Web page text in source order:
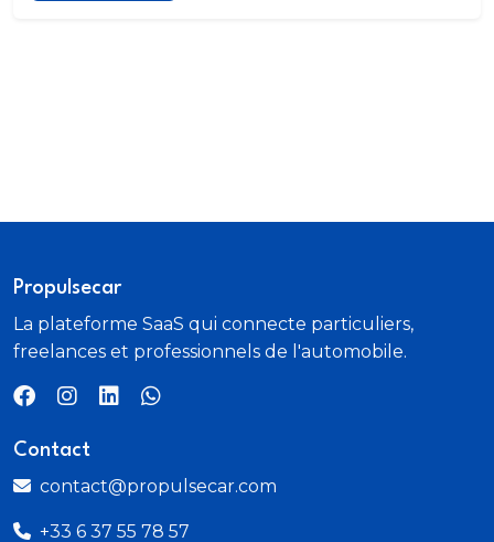
Propulsecar
La plateforme SaaS qui connecte particuliers,
freelances et professionnels de l'automobile.
Contact
contact@propulsecar.com
+33 6 37 55 78 57